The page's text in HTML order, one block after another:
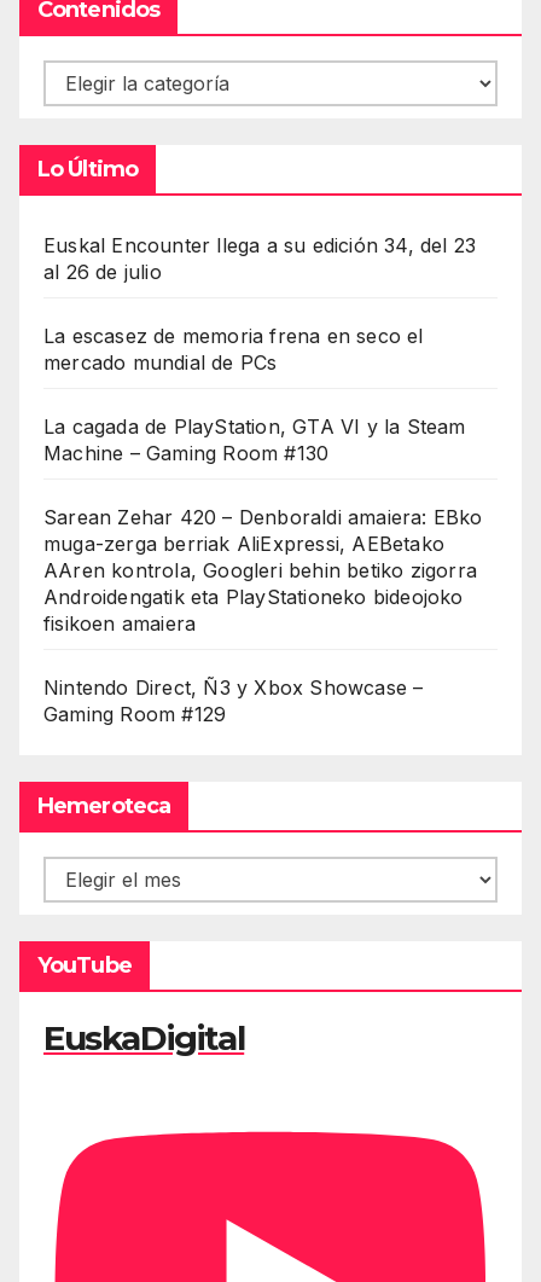
Contenidos
Contenidos
Lo Último
Euskal Encounter llega a su edición 34, del 23
al 26 de julio
La escasez de memoria frena en seco el
mercado mundial de PCs
La cagada de PlayStation, GTA VI y la Steam
Machine – Gaming Room #130
Sarean Zehar 420 – Denboraldi amaiera: EBko
muga-zerga berriak AliExpressi, AEBetako
AAren kontrola, Googleri behin betiko zigorra
Androidengatik eta PlayStationeko bideojoko
fisikoen amaiera
Nintendo Direct, Ñ3 y Xbox Showcase –
Gaming Room #129
Hemeroteca
Hemeroteca
YouTube
EuskaDigital